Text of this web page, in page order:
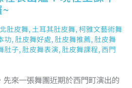
肚皮舞, 土耳其肚皮舞,柯雅文藝術舞
功, 肚皮舞好處, 肚皮舞推薦, 肚皮舞
肚子, 肚皮舞表演, 肚皮舞課程, 西門
來一張舞團近期於西門町演出的